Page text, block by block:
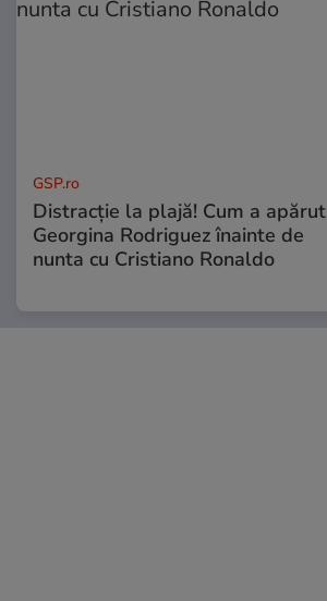
GSP.ro
Distracție la plajă! Cum a apărut
Georgina Rodriguez înainte de
nunta cu Cristiano Ronaldo